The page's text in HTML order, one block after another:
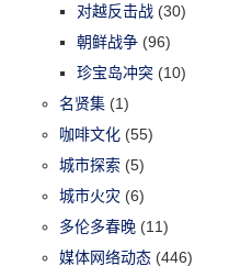
对越反击战 (30)
朝鲜战争 (96)
珍宝岛冲突 (10)
名贤集 (1)
咖啡文化 (55)
城市探索 (5)
城市火灾 (6)
多伦多春晚 (11)
媒体网络动态 (446)